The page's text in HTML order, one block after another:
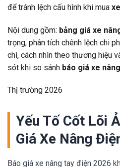
để tránh lệch cấu hình khi mua
Nội dung gồm: bảng giá xe
trọng, phân tích chênh lệch chi
chì, cách nhìn theo thương hiệu
sót khi so sánh báo giá xe
Thị trường 2026
Yếu Tố Cốt Lõi
Giá Xe Nâng
Báo giá xe nâng tay điện 2026